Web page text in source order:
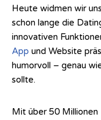
Heute widmen wir
schon lange die
innovativen
App und Website
humorvoll – genau
sollte.
Mit über 50